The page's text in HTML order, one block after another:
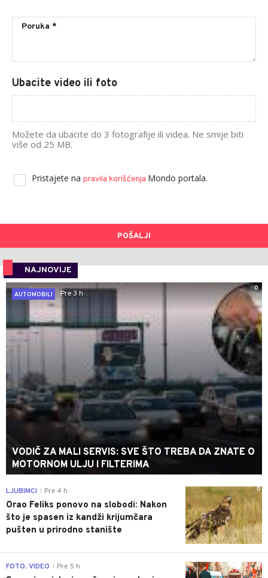
Ubacite video ili foto
Možete da ubacite do 3 fotografije ili videa. Ne smije biti
više od 25 MB.
Pristajete na pravila korišćenja Mondo portala.
POŠALJI
NAJNOVIJE
0
AUTOMOBILI
Pre 3 h
VODIČ ZA MALI SERVIS: SVE ŠTO TREBA DA ZNATE O
MOTORNOM ULJU I FILTERIMA
0
LJUBIMCI Pre 4 h
Orao Feliks ponovo na slobodi: Nakon
što je spasen iz kandži krijumčara
pušten u prirodno stanište
0
FOTO, VIDEO Pre 5 h